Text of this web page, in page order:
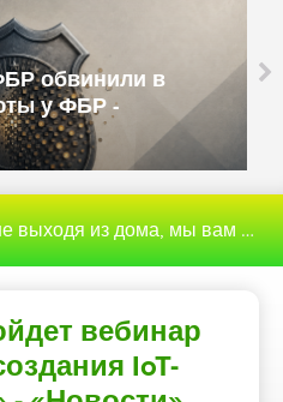
обвинили в
у ФБР -
мы вам поможем с этим разобраться
вебинар
IoT-